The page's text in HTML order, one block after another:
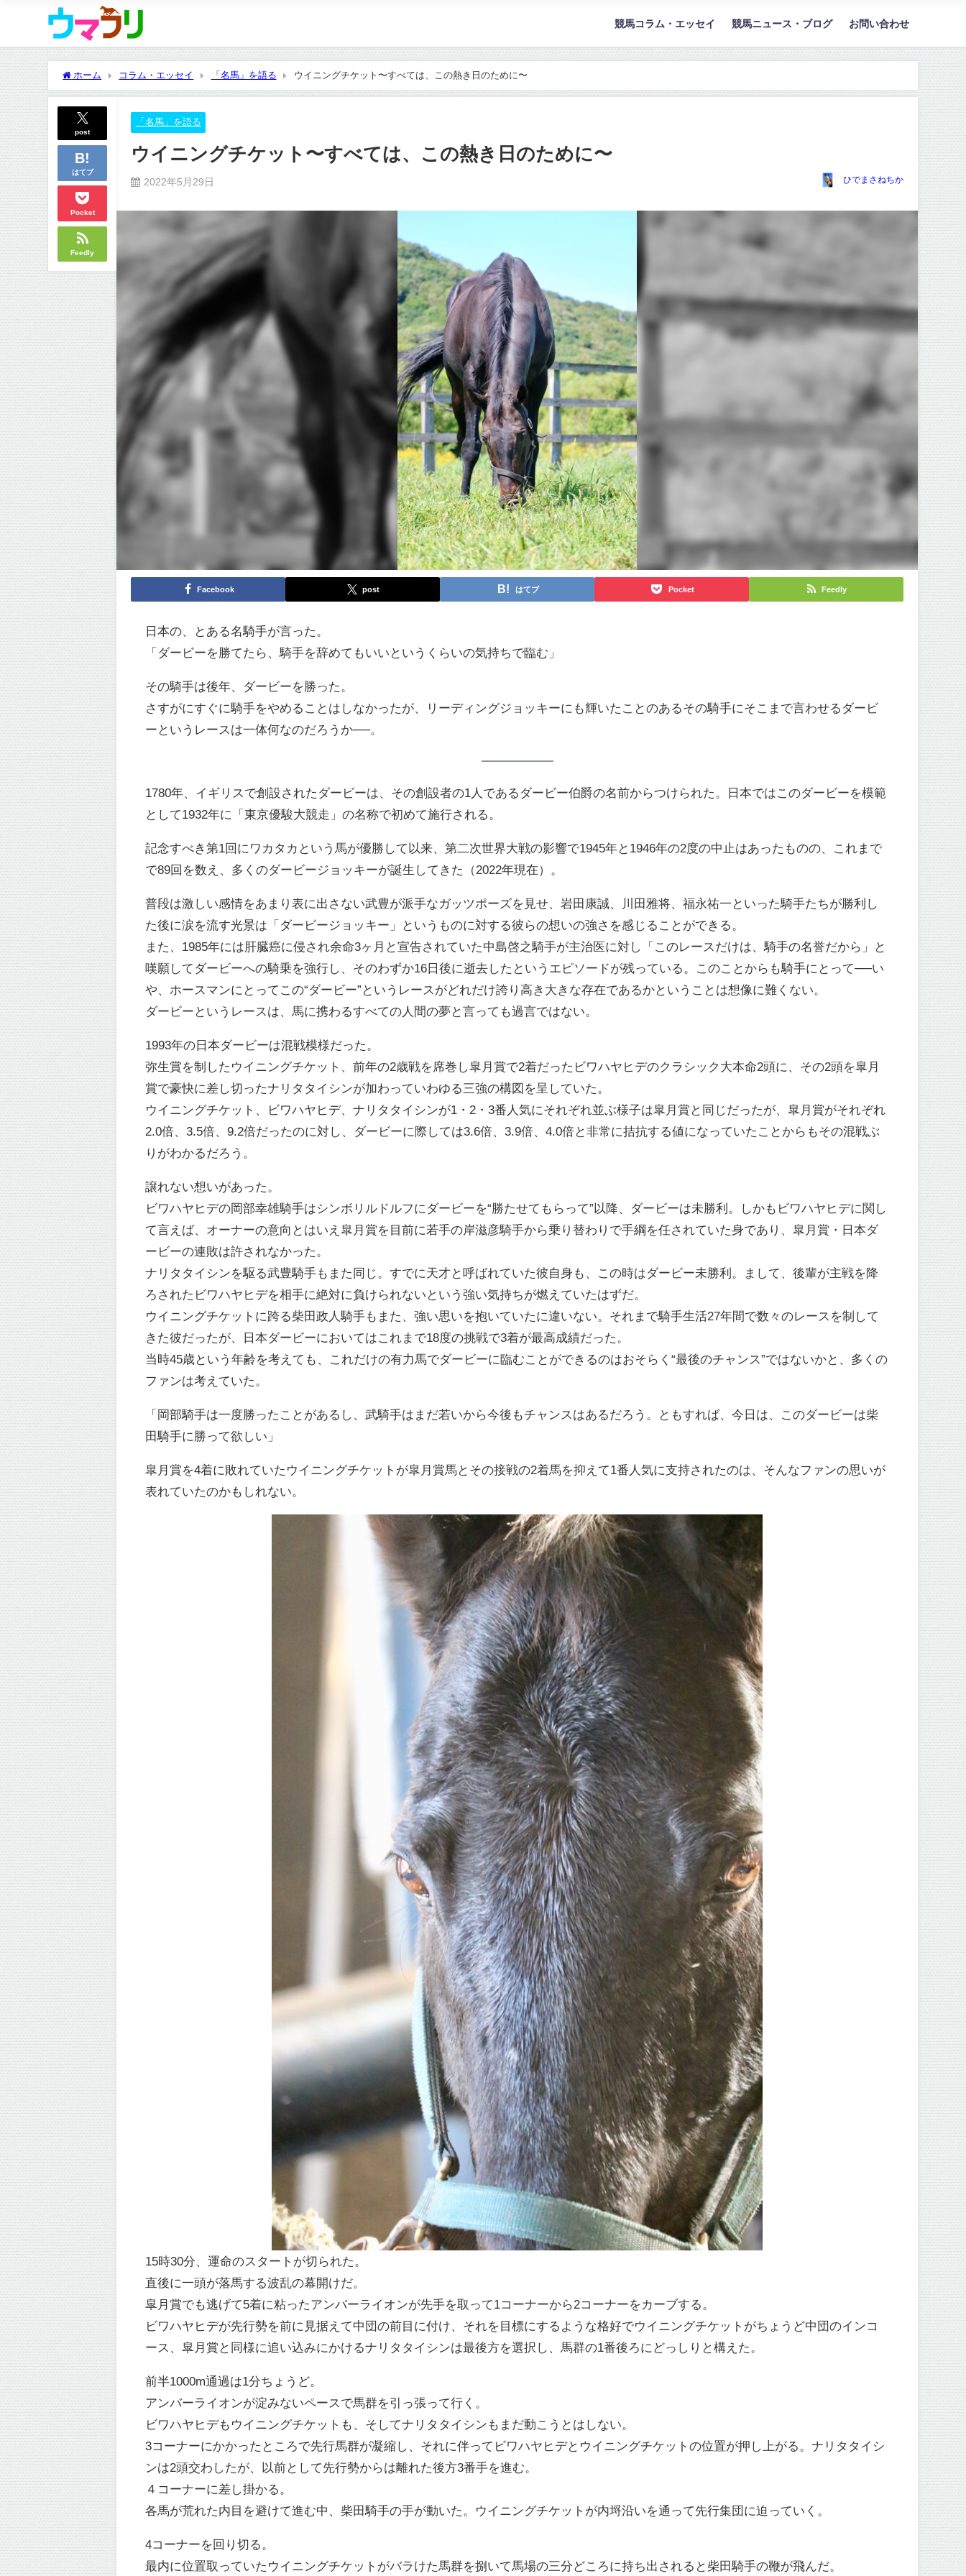
競馬コラム・エッセイ 競馬ニュース・ブログ お問い合わせ
ホーム コラム・エッセイ 「名馬」を語る ウイニングチケット〜すべては、この熱き日のために〜
post
はてブ
Pocket
Feedly
「名馬」を語る
ウイニングチケット〜すべては、この熱き日のために〜
2022年5月29日 ひでまさねちか
Facebook post はてブ Pocket Feedly
日本の、とある名騎手が言った。
「ダービーを勝てたら、騎手を辞めてもいいというくらいの気持ちで臨む」
その騎手は後年、ダービーを勝った。
さすがにすぐに騎手をやめることはしなかったが、リーディングジョッキーにも輝いたことのあるその騎手にそこまで言わせるダービ
ーというレースは一体何なのだろうか──。
1780年、イギリスで創設されたダービーは、その創設者の1人であるダービー伯爵の名前からつけられた。日本ではこのダービーを模範
として1932年に「東京優駿大競走」の名称で初めて施行される。
記念すべき第1回にワカタカという馬が優勝して以来、第二次世界大戦の影響で1945年と1946年の2度の中止はあったものの、これまで
で89回を数え、多くのダービージョッキーが誕生してきた（2022年現在）。
普段は激しい感情をあまり表に出さない武豊が派手なガッツポーズを見せ、岩田康誠、川田雅将、福永祐一といった騎手たちが勝利し
た後に涙を流す光景は「ダービージョッキー」というものに対する彼らの想いの強さを感じることができる。
また、1985年には肝臓癌に侵され余命3ヶ月と宣告されていた中島啓之騎手が主治医に対し「このレースだけは、騎手の名誉だから」と
嘆願してダービーへの騎乗を強行し、そのわずか16日後に逝去したというエピソードが残っている。このことからも騎手にとって──い
や、ホースマンにとってこの“ダービー”というレースがどれだけ誇り高き大きな存在であるかということは想像に難くない。
ダービーというレースは、馬に携わるすべての人間の夢と言っても過言ではない。
1993年の日本ダービーは混戦模様だった。
弥生賞を制したウイニングチケット、前年の2歳戦を席巻し皐月賞で2着だったビワハヤヒデのクラシック大本命2頭に、その2頭を皐月
賞で豪快に差し切ったナリタタイシンが加わっていわゆる三強の構図を呈していた。
ウイニングチケット、ビワハヤヒデ、ナリタタイシンが1・2・3番人気にそれぞれ並ぶ様子は皐月賞と同じだったが、皐月賞がそれぞれ
2.0倍、3.5倍、9.2倍だったのに対し、ダービーに際しては3.6倍、3.9倍、4.0倍と非常に拮抗する値になっていたことからもその混戦ぶ
りがわかるだろう。
譲れない想いがあった。
ビワハヤヒデの岡部幸雄騎手はシンボリルドルフにダービーを“勝たせてもらって”以降、ダービーは未勝利。しかもビワハヤヒデに関し
て言えば、オーナーの意向とはいえ皐月賞を目前に若手の岸滋彦騎手から乗り替わりで手綱を任されていた身であり、皐月賞・日本ダ
ービーの連敗は許されなかった。
ナリタタイシンを駆る武豊騎手もまた同じ。すでに天才と呼ばれていた彼自身も、この時はダービー未勝利。まして、後輩が主戦を降
ろされたビワハヤヒデを相手に絶対に負けられないという強い気持ちが燃えていたはずだ。
ウイニングチケットに跨る柴田政人騎手もまた、強い思いを抱いていたに違いない。それまで騎手生活27年間で数々のレースを制して
きた彼だったが、日本ダービーにおいてはこれまで18度の挑戦で3着が最高成績だった。
当時45歳という年齢を考えても、これだけの有力馬でダービーに臨むことができるのはおそらく“最後のチャンス”ではないかと、多くの
ファンは考えていた。
「岡部騎手は一度勝ったことがあるし、武騎手はまだ若いから今後もチャンスはあるだろう。ともすれば、今日は、このダービーは柴
田騎手に勝って欲しい」
皐月賞を4着に敗れていたウイニングチケットが皐月賞馬とその接戦の2着馬を抑えて1番人気に支持されたのは、そんなファンの思いが
表れていたのかもしれない。
15時30分、運命のスタートが切られた。
直後に一頭が落馬する波乱の幕開けだ。
皐月賞でも逃げて5着に粘ったアンバーライオンが先手を取って1コーナーから2コーナーをカーブする。
ビワハヤヒデが先行勢を前に見据えて中団の前目に付け、それを目標にするような格好でウイニングチケットがちょうど中団のインコ
ース、皐月賞と同様に追い込みにかけるナリタタイシンは最後方を選択し、馬群の1番後ろにどっしりと構えた。
前半1000m通過は1分ちょうど。
アンバーライオンが淀みないペースで馬群を引っ張って行く。
ビワハヤヒデもウイニングチケットも、そしてナリタタイシンもまだ動こうとはしない。
3コーナーにかかったところで先行馬群が凝縮し、それに伴ってビワハヤヒデとウイニングチケットの位置が押し上がる。ナリタタイシ
ンは2頭交わしたが、以前として先行勢からは離れた後方3番手を進む。
４コーナーに差し掛かる。
各馬が荒れた内目を避けて進む中、柴田騎手の手が動いた。ウイニングチケットが内埒沿いを通って先行集団に迫っていく。
4コーナーを回り切る。
最内に位置取っていたウイニングチケットがバラけた馬群を捌いて馬場の三分どころに持ち出されると柴田騎手の鞭が飛んだ。